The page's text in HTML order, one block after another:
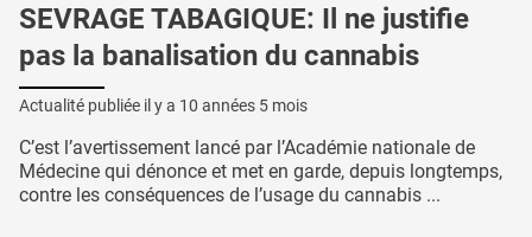
SEVRAGE TABAGIQUE: Il ne justifie
pas la banalisation du cannabis
Actualité publiée il y a 10 années 5 mois
C’est l’avertissement lancé par l’Académie nationale de
Médecine qui dénonce et met en garde, depuis longtemps,
contre les conséquences de l’usage du cannabis ...